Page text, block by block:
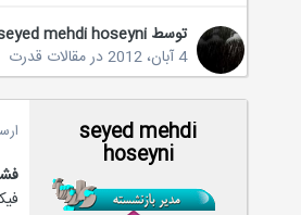
توسط mehdi hoseyni
4 آبان، 2012
درمقالات قدرت
seyed mehdi
hoseyni